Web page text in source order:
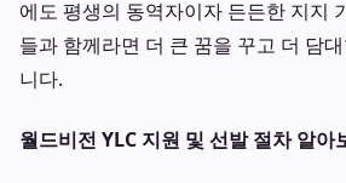
에도 평생의 동역자이자 든든한 지지
들과 함께라면 더 큰 꿈을 꾸고 더 담
니다.
월드비전 YLC 지원 및 선발 절차 알아